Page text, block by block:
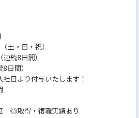
土・日・祝）
続8日間）
日間）
日より付与いたします！
◎取得・復職実績あり